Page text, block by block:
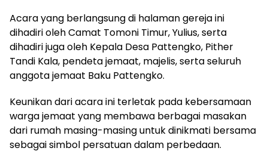
Acara yang berlangsung di halaman gereja ini
dihadiri oleh Camat Tomoni Timur, Yulius, serta
dihadiri juga oleh Kepala Desa Pattengko, Pither
Tandi Kala, pendeta jemaat, majelis, serta seluruh
anggota jemaat Baku Pattengko.
Keunikan dari acara ini terletak pada kebersamaan
warga jemaat yang membawa berbagai masakan
dari rumah masing-masing untuk dinikmati bersama
sebagai simbol persatuan dalam perbedaan.